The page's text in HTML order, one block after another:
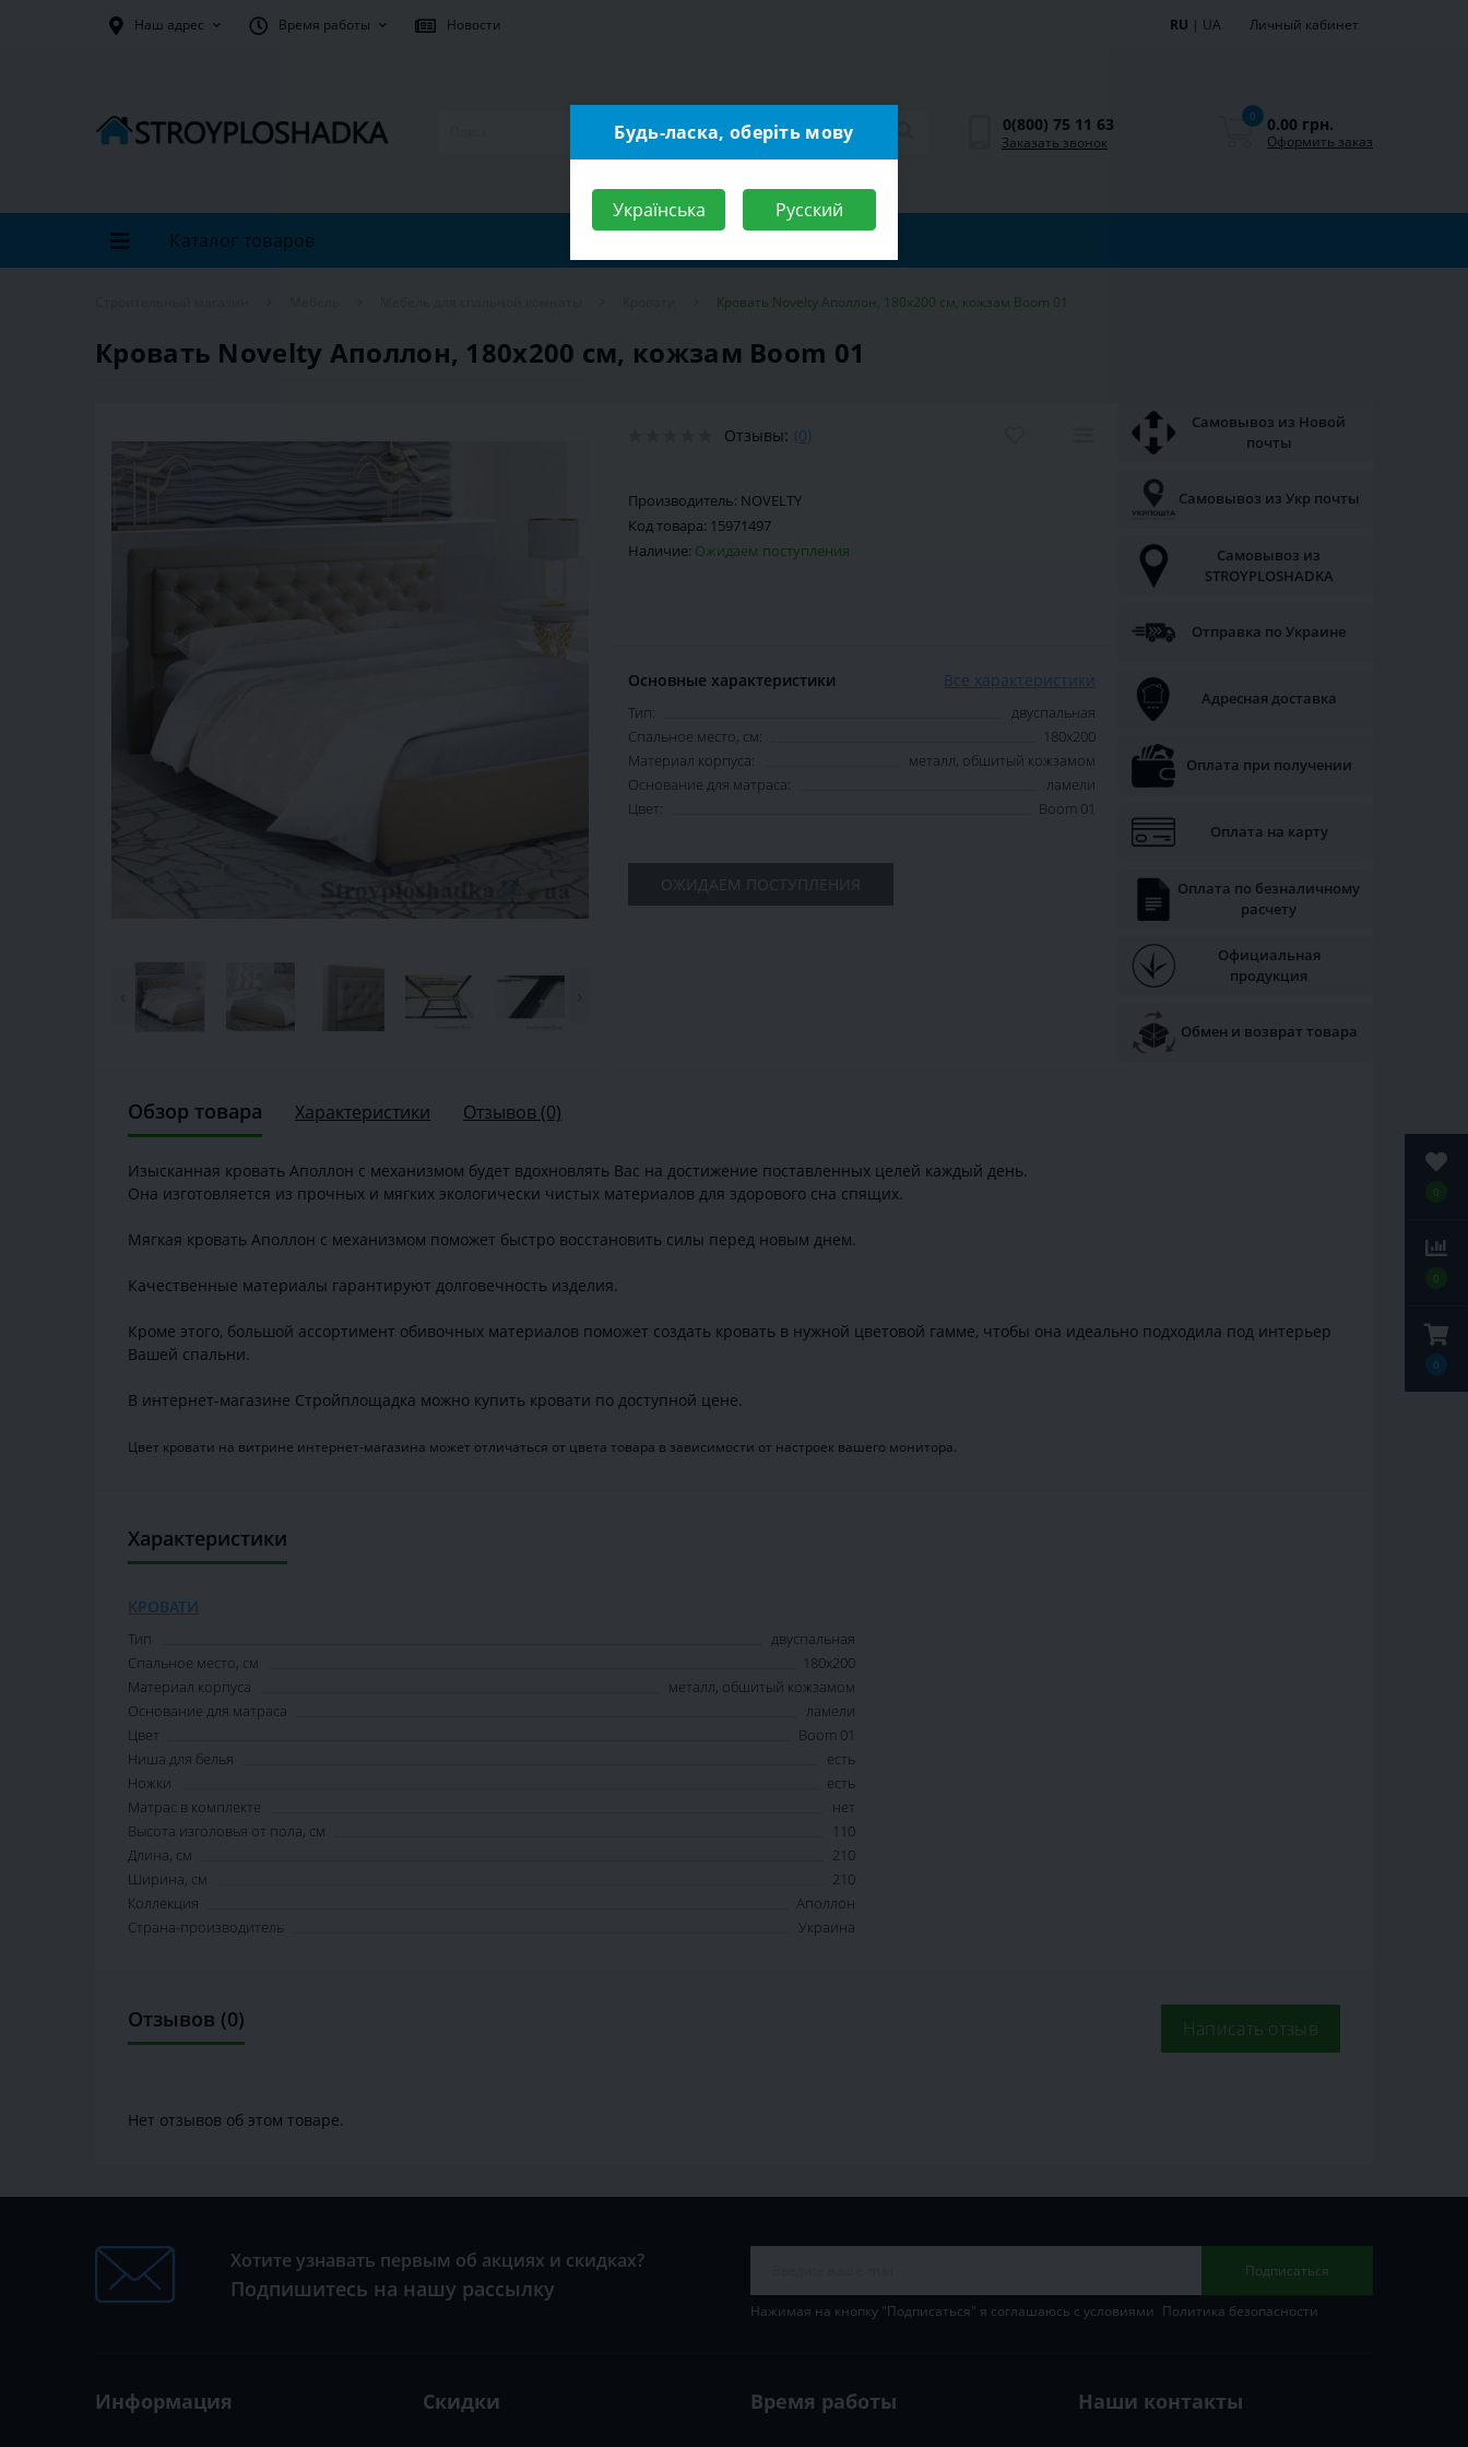
0
0
0
Наш адрес Время работы Новости RU | UA Личный кабинет
0(800) 75 11 63
Заказать звонок
0 0.00 грн.
Оформить заказ
Каталог товаров
Кровать Novelty Аполлон, 180х200 см, кожзам Boom 01
Кровать Novelty Аполлон, 180х200 см, кожзам Boom 01
Отзывы: (0)
Производитель: NOVELTY
Код товара: 15971497
Наличие: Ожидаем поступления
Основные характеристики Все характеристики
Тип:
двуспальная
Спальное место, см:
180х200
Материал корпуса:
металл, обшитый кожзамом
Основание для матраса:
ламели
Цвет:
Boom 01
ОЖИДАЕМ ПОСТУПЛЕНИЯ
Самовывоз из Новой
почты
Самовывоз из Укр почты
Самовывоз из
STROYPLOSHADKA
Отправка по Украине
Адресная доставка
Оплата при получении
Оплата на карту
Оплата по безналичному
расчету
Официальная
продукция
Обмен и возврат товара
Обзор товара Характеристики Отзывов (0)
Изысканная кровать Аполлон с механизмом будет вдохновлять Вас на достижение поставленных целей каждый день.
Она изготовляется из прочных и мягких экологически чистых материалов для здорового сна спящих.
Мягкая кровать Аполлон с механизмом поможет быстро восстановить силы перед новым днем.
Качественные материалы гарантируют долговечность изделия.
Кроме этого, большой ассортимент обивочных материалов поможет создать кровать в нужной цветовой гамме, чтобы она идеально подходила под интерьер
Вашей спальни.
В интернет-магазине Стройплощадка можно купить кровати по доступной цене.
Цвет кровати на витрине интернет-магазина может отличаться от цвета товара в зависимости от настроек вашего монитора.
Характеристики
КРОВАТИ
Тип
двуспальная
Спальное место, см
180х200
Материал корпуса
металл, обшитый кожзамом
Основание для матраса
ламели
Цвет
Boom 01
Ниша для белья
есть
Ножки
есть
Матрас в комплекте
нет
Высота изголовья от пола, см
110
Длина, см
210
Ширина, см
210
Коллекция
Аполлон
Страна-производитель
Украина
Отзывов (0) Написать отзыв
Нет отзывов об этом товаре.
Хотите узнавать первым об акциях и скидках?
Подпишитесь на нашу рассылку
Подписаться
Нажимая на кнопку "Подписаться" я соглашаюсь с условиями Политика безопасности
Информация Скидки Время работы Наши контакты
Будь-ласка, оберіть мову
Українська Русский